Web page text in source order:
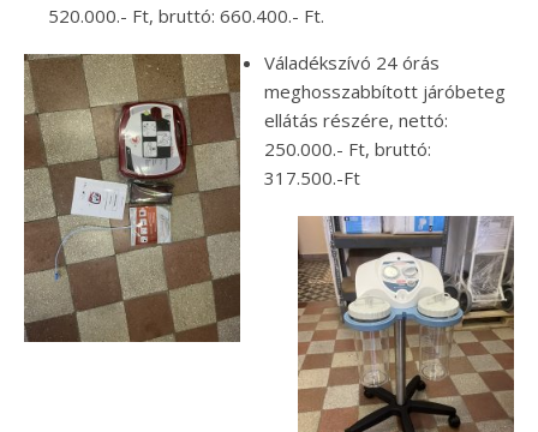
520.000.- Ft, bruttó: 660.400.- Ft.
Váladékszívó 24 órás
meghosszabbított járóbeteg
ellátás részére, nettó:
250.000.- Ft, bruttó:
317.500.-Ft